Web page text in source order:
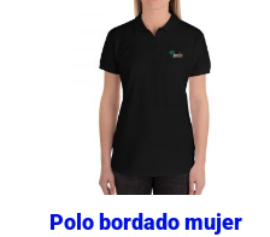
Polo bordado mujer